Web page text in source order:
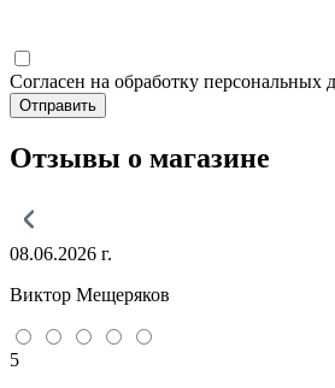
Согласен на обработку персональных
Отправить
Отзывы о магазине
08.06.2026 г.
Виктор Мещеряков
5